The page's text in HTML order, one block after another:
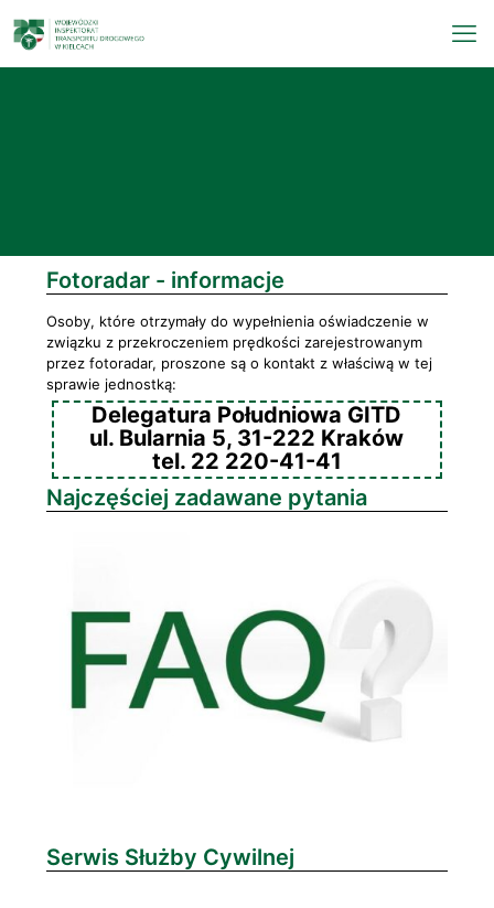
Fotoradar - informacje
Osoby, które otrzymały do wypełnienia oświadczenie w
związku z przekroczeniem prędkości zarejestrowanym
przez fotoradar, proszone są o kontakt z właściwą w tej
sprawie jednostką:
Delegatura Południowa GITD
ul. Bularnia 5, 31-222 Kraków
tel. 22 220-41-41
Najczęściej zadawane pytania
Serwis Służby Cywilnej